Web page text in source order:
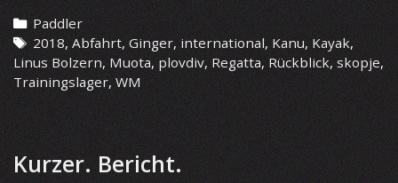
–
What
Categories
Paddler
Tags
2018,Abfahrt,Ginger, international, Kanu, Kayak,
Linus Bolzern, Muota, plovdiv,Regatta, Rückblick,skopje,
Trainingslager, WM
Kurzer. Bericht.